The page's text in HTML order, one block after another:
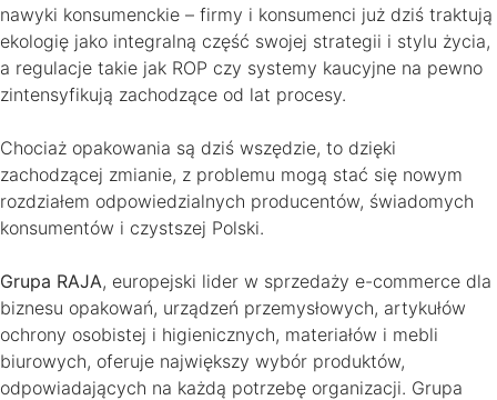
nawyki konsumenckie – firmy i konsumenci już dziś traktują
ekologię jako integralną część swojej strategii i stylu życia,
a regulacje takie jak ROP czy systemy kaucyjne na pewno
zintensyfikują zachodzące od lat procesy.
Chociaż opakowania są dziś wszędzie, to dzięki
zachodzącej zmianie, z problemu mogą stać się nowym
rozdziałem odpowiedzialnych producentów, świadomych
konsumentów i czystszej Polski.
Grupa RAJA, europejski lider w sprzedaży e-commerce dla
biznesu opakowań, urządzeń przemysłowych, artykułów
ochrony osobistej i higienicznych, materiałów i mebli
biurowych, oferuje największy wybór produktów,
odpowiadających na każdą potrzebę organizacji. Grupa